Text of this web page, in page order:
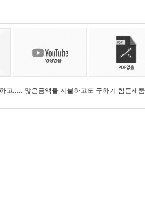
..... 많은금액을 지불하고도 구하기 힘든제